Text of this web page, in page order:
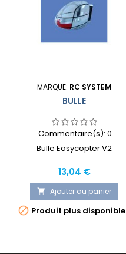
MARQUE: RC SYSTEM
BULLE
Commentaire(s): 0
Bulle Easycopter V2
Prix
13,04 €
 Ajouter au panier
 Produit plus disponible